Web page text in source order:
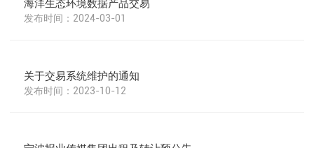
海洋生态环境数据产品交易
2024-03-01
关于交易系统维护的通知
2023-10-12